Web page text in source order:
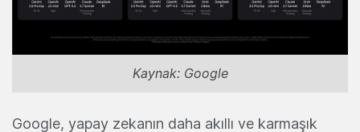
Kaynak: Google
Google, yapay zekanın daha akıllı ve karmaşık